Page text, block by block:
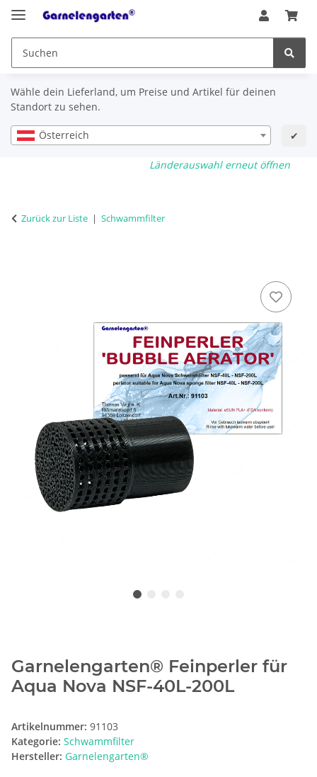
Wähle dein Lieferland, um Preise und Artikel für deinen
Standort zu sehen.
Österreich ✔
Länderauswahl erneut öffnen
Zurück zur Liste Schwammfilter
Garnelengarten® Feinperler für
Aqua Nova NSF-40L-200L
Artikelnummer: 91103
Kategorie: Schwammfilter
Hersteller: Garnelengarten®